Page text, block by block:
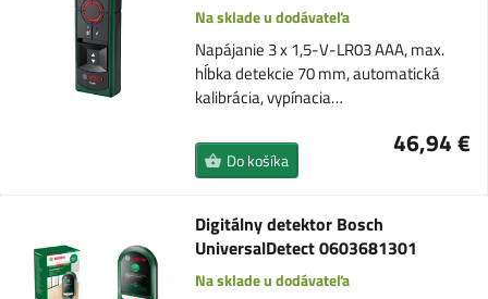
Na sklade u dodávateľa
Napájanie 3 x 1,5-V-LR03 AAA, max.
hĺbka detekcie 70 mm, automatická
kalibrácia, vypínacia…
46,94 €
Do košíka
Digitálny detektor Bosch
UniversalDetect 0603681301
Na sklade u dodávateľa